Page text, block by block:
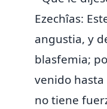
Ezechîas:
angustia, y
blasfemia;
venido
no tiene